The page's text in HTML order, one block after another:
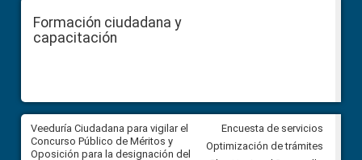
Formación ciudadana y
capacitación
Veeduría Ciudadana para vigilar el
Concurso Público de Méritos y
Oposición para la designación del
Veeduría Ciudadana para
construcción del asfaltado de
Encuesta de servicios
Optimización de trámites